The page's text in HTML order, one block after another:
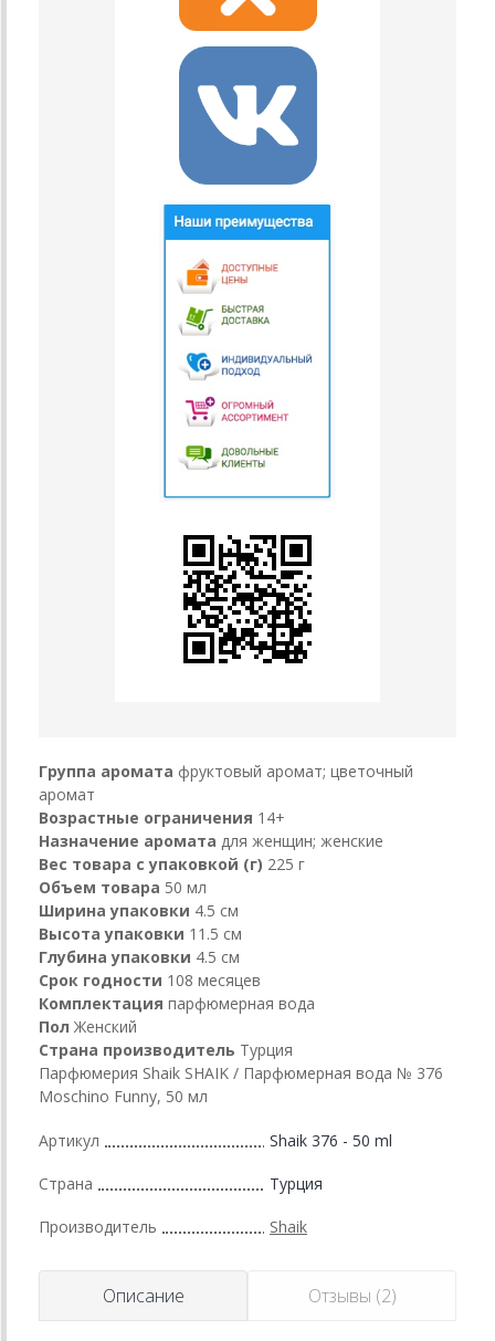
Группа аромата фруктовый аромат; цветочный
аромат
Возрастные ограничения 14+
Назначение аромата для женщин; женские
Вес товара с упаковкой (г) 225 г
Объем товара 50 мл
Ширина упаковки 4.5 см
Высота упаковки 11.5 см
Глубина упаковки 4.5 см
Срок годности 108 месяцев
Комплектация парфюмерная вода
Пол Женский
Страна производитель Турция
Парфюмерия Shaik SHAIK / Парфюмерная вода № 376
Moschino Funny, 50 мл
Артикул Shaik 376 - 50 ml
Страна Турция
Производитель Shaik
Описание Отзывы (2)